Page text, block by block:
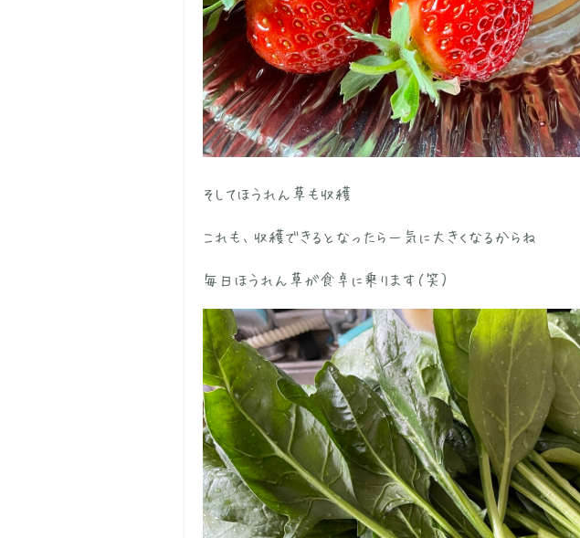
そしてほうれん草も収穫
これも、収穫できるとなったら一気に大きくなるからね
毎日ほうれん草が食卓に乗ります（笑）